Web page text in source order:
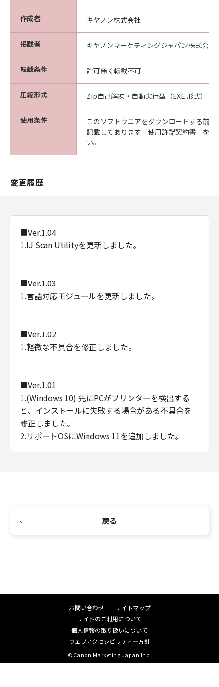
作成者 キヤノン株式会社
掲載者 キヤノンマーケティングジャパン株式会社
転載条件 許可無く転載不可
圧縮形式 Zip自己解凍・自動実行型（EXE 形式）
使用条件
このソフトウエアをダウンロードする前
記載してあります「使用許諾契約書」を
い。
変更履歴
■Ver.1.04
1.IJ Scan Utilityを更新しました。
■Ver.1.03
1.言語対応モジュールを更新しました。
■Ver.1.02
1.軽微な不具合を修正しました。
■Ver.1.01
1.(Windows 10) 先にPCがプリンターを検出する
と、インストールに失敗する場合がある不具合を
修正しました。
2.サポートOSにWindows 11を追加しました。
戻る
お問い合わせ
サイトマップ
サイトのご利用について
個人情報の取り扱いについて
ウェブアクセシビリティ―方針
©Canon Marketing Japan Inc.